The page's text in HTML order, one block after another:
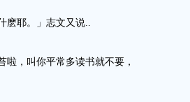
麽耶。」志文又说..
，叫你平常多读书就不要，